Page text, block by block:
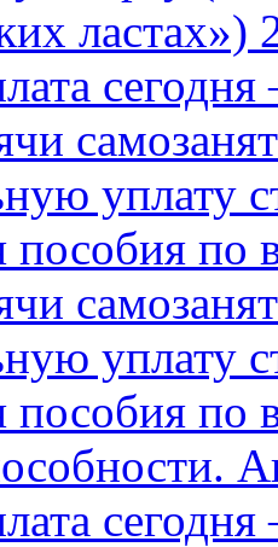
ластах»)
уплату
пособия по
уплату
пособия по